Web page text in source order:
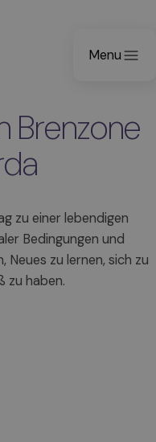
Menu
Brenzone
zu einer lebendigen
Bedingungen und
Neues zu lernen, sich zu
zu haben.